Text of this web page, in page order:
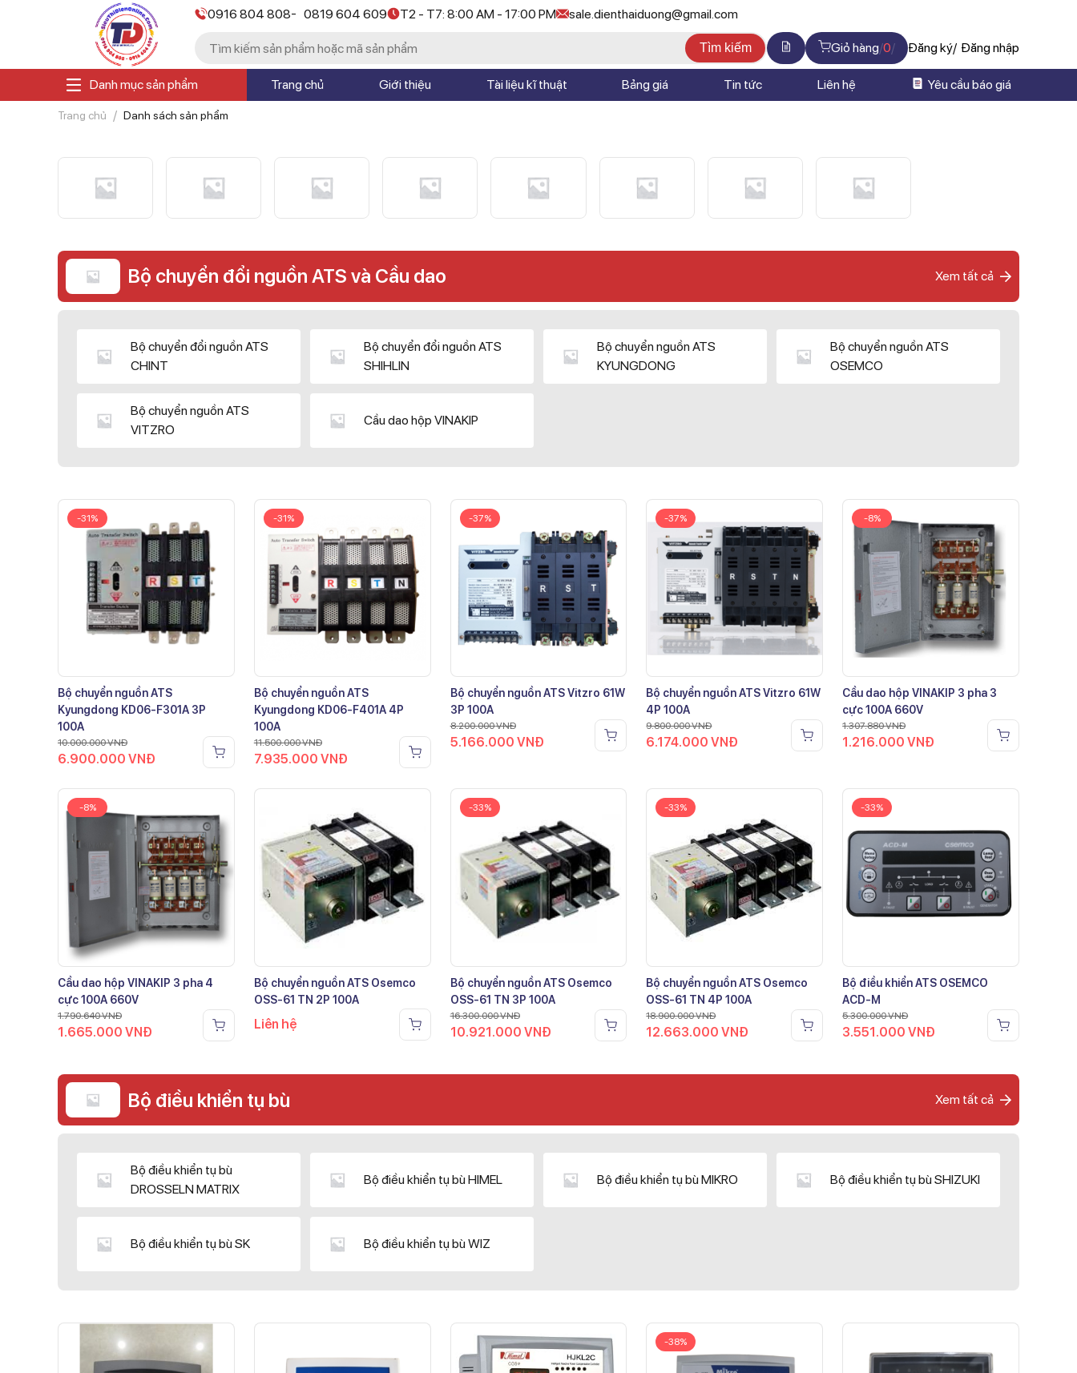
0916 804 808- 0819 604 609 T2 - T7: 8:00 AM - 17:00 PM sale.dienthaiduong@gmail.com
Tìm kiếm Giỏ hàng 0 Đăng ký Đăng nhập
Danh mục sản phẩm Trang chủ Giới thiệu Tài liệu kĩ thuật Bảng giá Tin tức Liên hệ Yêu cầu báo giá
Trang chủ Danh sách sản phẩm
Bộ chuyển đổi nguồn ATS và Cầu dao Xem tất cả
Bộ chuyển đổi nguồn ATS
CHINT
Bộ chuyển đổi nguồn ATS
SHIHLIN
Bộ chuyển nguồn ATS
KYUNGDONG
Bộ chuyển nguồn ATS
OSEMCO
Bộ chuyển nguồn ATS
VITZRO
Cầu dao hộp VINAKIP
-31%
Bộ chuyển nguồn ATS
Kyungdong KD06-F301A 3P
100A
10.000.000VNĐ
6.900.000 VNĐ
-31%
Bộ chuyển nguồn ATS
Kyungdong KD06-F401A 4P
100A
11.500.000VNĐ
7.935.000 VNĐ
-37%
Bộ chuyển nguồn ATS Vitzro 61W
3P 100A
8.200.000VNĐ
5.166.000 VNĐ
-37%
Bộ chuyển nguồn ATS Vitzro 61W
4P 100A
9.800.000VNĐ
6.174.000VNĐ
-8%
Cầu dao hộp VINAKIP 3 pha 3
cực 100A 660V
1.307.880VNĐ
1.216.000VNĐ
-8%
Cầu dao hộp VINAKIP 3 pha 4
cực 100A 660V
1.790.640VNĐ
1.665.000 VNĐ
Bộ chuyển nguồn ATS Osemco
OSS-61 TN 2P 100A
Liên hệ
-33%
Bộ chuyển nguồn ATS Osemco
OSS-61 TN 3P 100A
16.300.000VNĐ
10.921.000 VNĐ
-33%
Bộ chuyển nguồn ATS Osemco
OSS-61 TN 4P 100A
18.900.000VNĐ
12.663.000VNĐ
-33%
Bộ điều khiển ATS OSEMCO
ACD-M
5.300.000VNĐ
3.551.000VNĐ
Bộ điều khiển tụ bù Xem tất cả
Bộ điều khiển tụ bù
DROSSELN MATRIX
Bộ điều khiển tụ bù HIMEL Bộ điều khiển tụ bù MIKRO Bộ điều khiển tụ bù SHIZUKI
Bộ điều khiển tụ bù SK Bộ điều khiển tụ bù WIZ
-38%